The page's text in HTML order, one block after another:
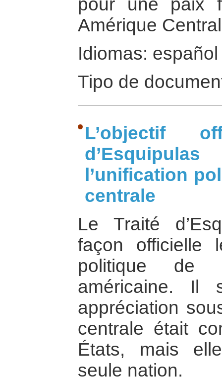
pour une paix
Amérique
Idiomas: español
Tipo de
L’objectif
l’unification
centrale
Le Traité
façon officielle
politique de
américaine. Il
appréciation
centrale était
États, mais
seule nation.